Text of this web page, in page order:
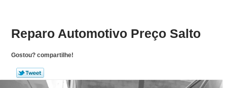
Reparo Automotivo Preço Salto
Gostou? compartilhe!